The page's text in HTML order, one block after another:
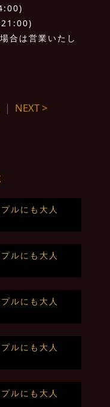
合は営業いたし
｜ NEXT >
ルにも大人
ルにも大人
ルにも大人
ルにも大人
ルにも大人